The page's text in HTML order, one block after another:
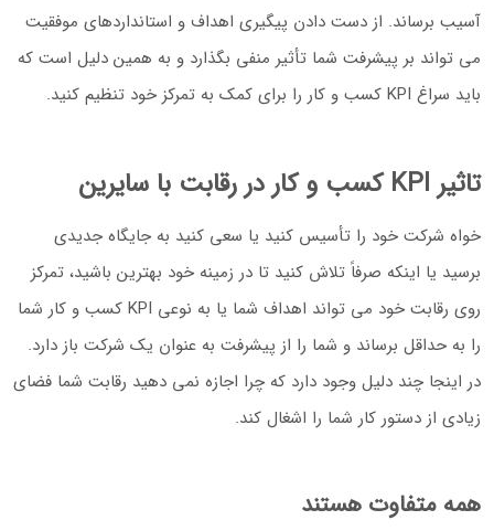
آسیب برساند. از دست دادن پیگیری اهداف و استانداردهای موفقیت
می تواند بر پیشرفت شما تأثیر منفی بگذارد و به همین دلیل است که
باید سراغ KPI کسب و کار را برای کمک به تمرکز خود تنظیم کنید.
تاثیر KPI کسب و کار در رقابت با سایرین
خواه شرکت خود را تأسیس کنید یا سعی کنید به جایگاه جدیدی
برسید یا اینکه صرفاً تلاش کنید تا در زمینه خود بهترین باشید، تمرکز
روی رقابت خود می تواند اهداف شما یا به نوعی KPI کسب و کار شما
را به حداقل برساند و شما را از پیشرفت به عنوان یک شرکت باز دارد.
در اینجا چند دلیل وجود دارد که چرا اجازه نمی دهید رقابت شما فضای
زیادی از دستور کار شما را اشغال کند.
همه متفاوت هستند